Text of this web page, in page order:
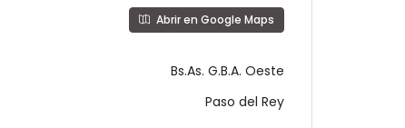
Abrir en Google Maps
Bs.As. G.B.A. Oeste
Paso del Rey